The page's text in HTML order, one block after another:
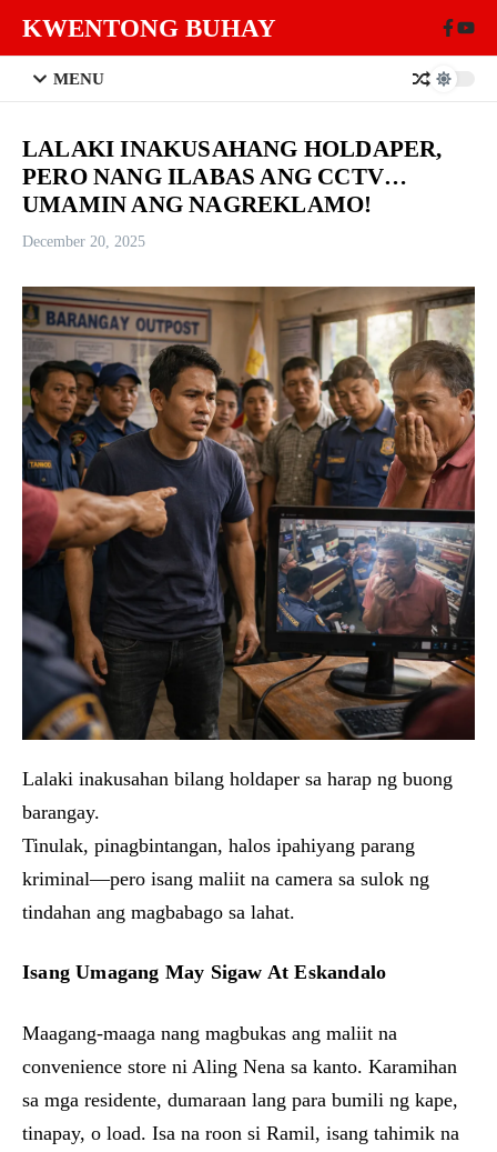
KWENTONG BUHAY
MENU
LALAKI INAKUSAHANG HOLDAPER,
PERO NANG ILABAS ANG CCTV…
UMAMIN ANG NAGREKLAMO!
December 20, 2025
Lalaki inakusahan bilang holdaper sa harap ng buong
barangay.
Tinulak, pinagbintangan, halos ipahiyang parang
kriminal—pero isang maliit na camera sa sulok ng
tindahan ang magbabago sa lahat.
Isang Umagang May Sigaw At Eskandalo
Maagang-maaga nang magbukas ang maliit na
convenience store ni Aling Nena sa kanto. Karamihan
sa mga residente, dumaraan lang para bumili ng kape,
tinapay, o load. Isa na roon si Ramil, isang tahimik na